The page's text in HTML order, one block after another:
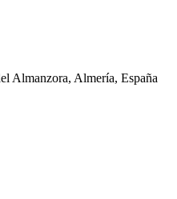
Almanzora, Almería, España